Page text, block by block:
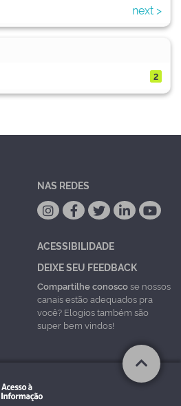
next >
2
NAS REDES
ACESSIBILIDADE
DEIXE SEU FEEDBACK
Compartilhe conoscose nossos
canais estão adequados pra
você? Elogios também são
super bem vindos!